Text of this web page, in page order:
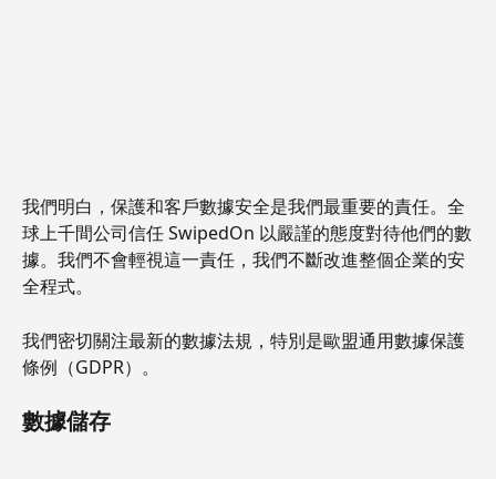
我們明白，保護和客戶數據安全是我們最重要的責任。全
球上千間公司信任 SwipedOn 以嚴謹的態度對待他們的數
據。我們不會輕視這一責任，我們不斷改進整個企業的安
全程式。
我們密切關注最新的數據法規，特別是歐盟通用數據保護
條例（GDPR）。
數據儲存